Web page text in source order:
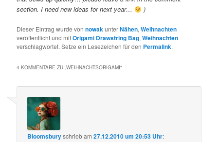
section. I need new ideas for next year…
)
Dieser Eintrag wurde vonnowak unterNähen,Weihnachten
veröffentlicht und mitOrigami Drawstring Bag,Weihnachten
verschlagwortet. Setze ein Lesezeichen für den Permalink.
4 KOMMENTARE ZU „WEIHNACHTSORIGAMI“
Bloomsburyschriebam27.12.2010 um 20:53 Uhr: